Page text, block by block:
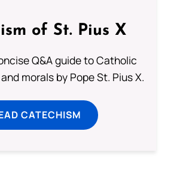
of St. Pius X
Q&A guide to Catholic
morals by Pope St. Pius X.
CATECHISM